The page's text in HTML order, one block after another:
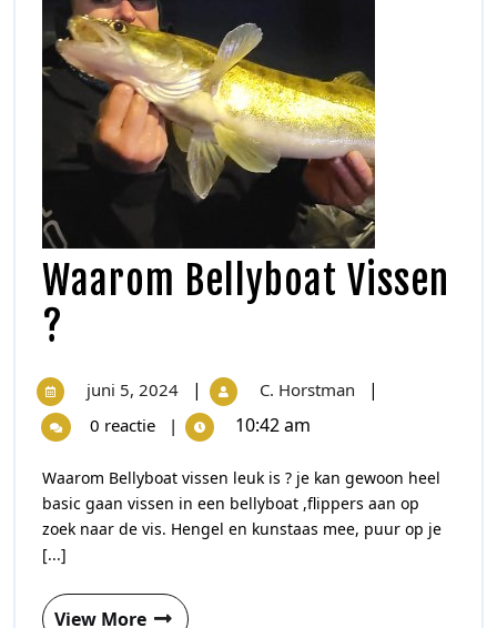
Waarom Bellyboat Vissen
?
juni 5, 2024 | C. Horstman |
0 reactie | 10:42 am
Waarom Bellyboat vissen leuk is ? je kan gewoon heel
basic gaan vissen in een bellyboat ,flippers aan op
zoek naar de vis. Hengel en kunstaas mee, puur op je
[...]
View More